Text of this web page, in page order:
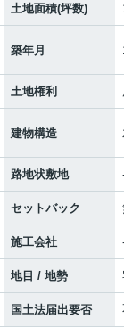
土地面積(坪数)
築年月
土地権利
建物構造
路地状敷地
セットバック
施工会社
地目 / 地勢
国土法届出要否